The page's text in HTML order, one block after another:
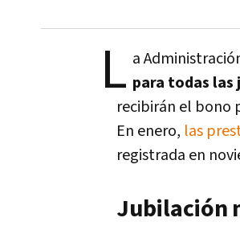
L a
para todas las
recibirán el bono
En enero, las
registrada en
Jubilación